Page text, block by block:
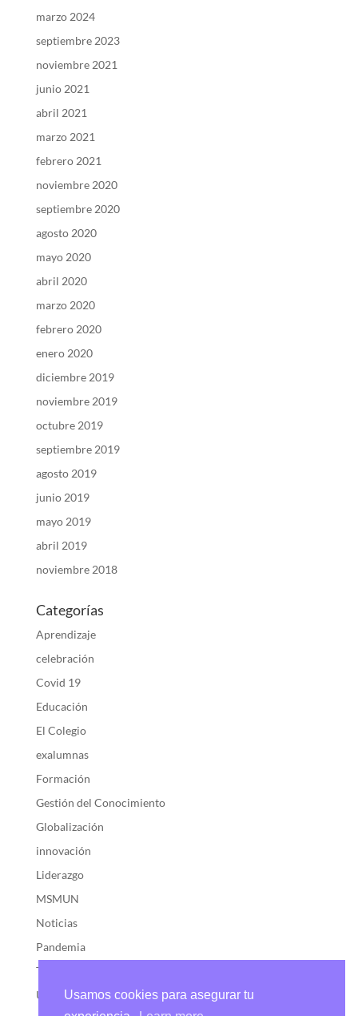
marzo 2024
septiembre 2023
noviembre 2021
junio 2021
abril 2021
marzo 2021
febrero 2021
noviembre 2020
septiembre 2020
agosto 2020
mayo 2020
abril 2020
marzo 2020
febrero 2020
enero 2020
diciembre 2019
noviembre 2019
octubre 2019
septiembre 2019
agosto 2019
junio 2019
mayo 2019
abril 2019
noviembre 2018
Categorías
Aprendizaje
celebración
Covid 19
Educación
El Colegio
exalumnas
Formación
Gestión del Conocimiento
Globalización
innovación
Liderazgo
MSMUN
Noticias
Pandemia
Transformación
Uncategorized
Usamos cookies para asegurar tu